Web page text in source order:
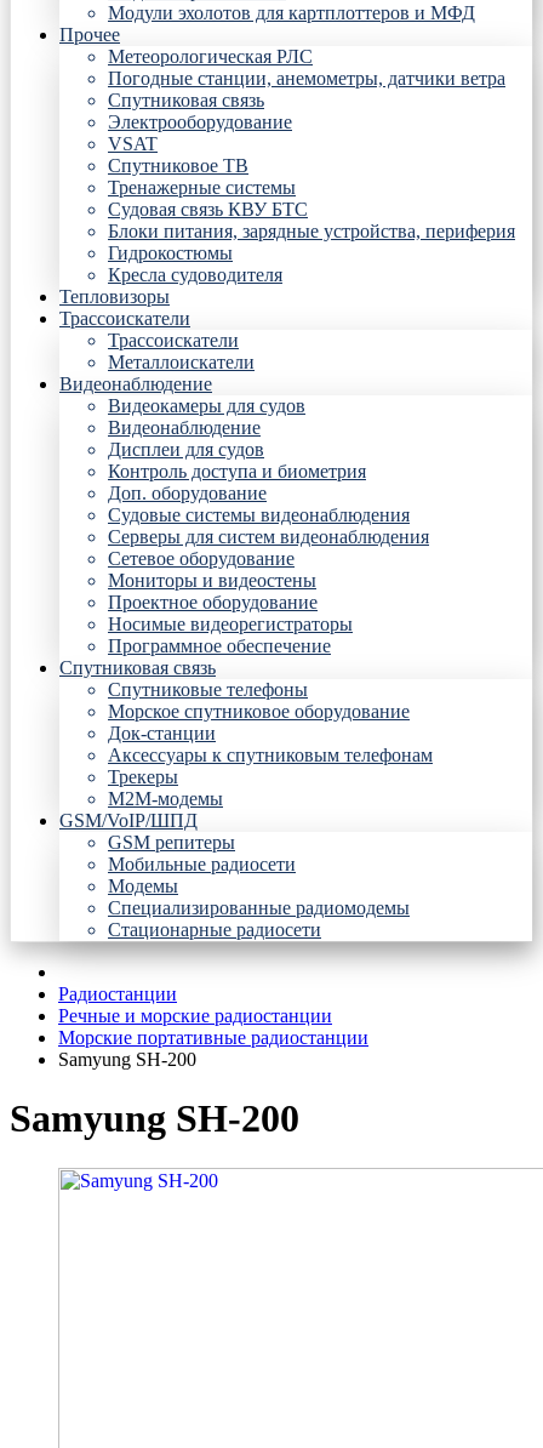
Модули эхолотов для картплоттеров и МФД
Прочее
Метеорологическая РЛС
Погодные станции, анемометры, датчики ветра
Спутниковая связь
Электрооборудование
VSAT
Спутниковое ТВ
Тренажерные системы
Судовая связь КВУ БТС
Блоки питания, зарядные устройства, периферия
Гидрокостюмы
Кресла судоводителя
Тепловизоры
Трассоискатели
Трассоискатели
Металлоискатели
Видеонаблюдение
Видеокамеры для судов
Видеонаблюдение
Дисплеи для судов
Контроль доступа и биометрия
Доп. оборудование
Судовые системы видеонаблюдения
Серверы для систем видеонаблюдения
Сетевое оборудование
Мониторы и видеостены
Проектное оборудование
Носимые видеорегистраторы
Программное обеспечение
Спутниковая связь
Спутниковые телефоны
Морское спутниковое оборудование
Док-станции
Аксессуары к спутниковым телефонам
Трекеры
М2М-модемы
GSM/VoIP/ШПД
GSM репитеры
Мобильные радиосети
Модемы
Специализированные радиомодемы
Стационарные радиосети
Радиостанции
Речные и морские радиостанции
Морские портативные радиостанции
Samyung SH-200
Samyung SH-200